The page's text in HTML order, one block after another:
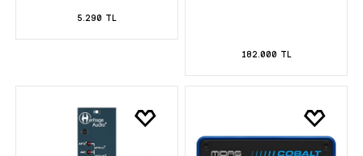
5.290 TL
182.000 TL